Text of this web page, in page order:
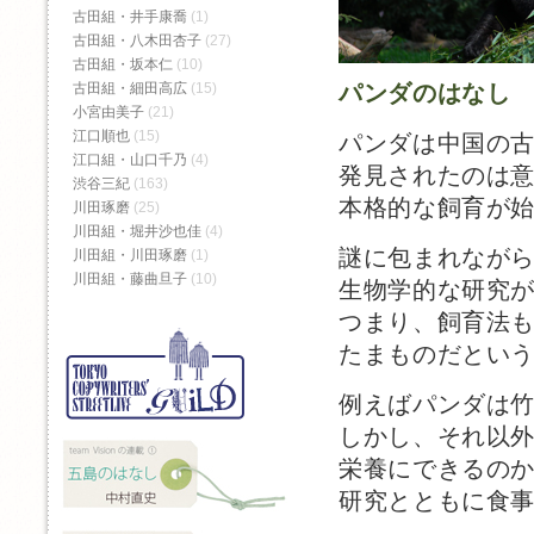
パンダのはなし
パンダは中国の
発見されたのは
本格的な飼育が
謎に包まれなが
生物学的な研究
つまり、飼育法
たまものだとい
例えばパンダは
しかし、それ以
栄養にできるの
研究とともに食
古田組・井手康喬 (1)
古田組・八木田杏子 (27)
古田組・坂本仁 (10)
古田組・細田高広 (15)
小宮由美子 (21)
江口順也 (15)
江口組・山口千乃 (4)
渋谷三紀 (163)
川田琢磨 (25)
川田組・堀井沙也佳 (4)
川田組・川田琢磨 (1)
川田組・藤曲旦子 (10)